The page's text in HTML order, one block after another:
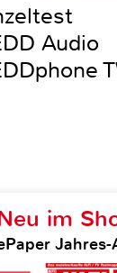
im
Jahres-
Audio